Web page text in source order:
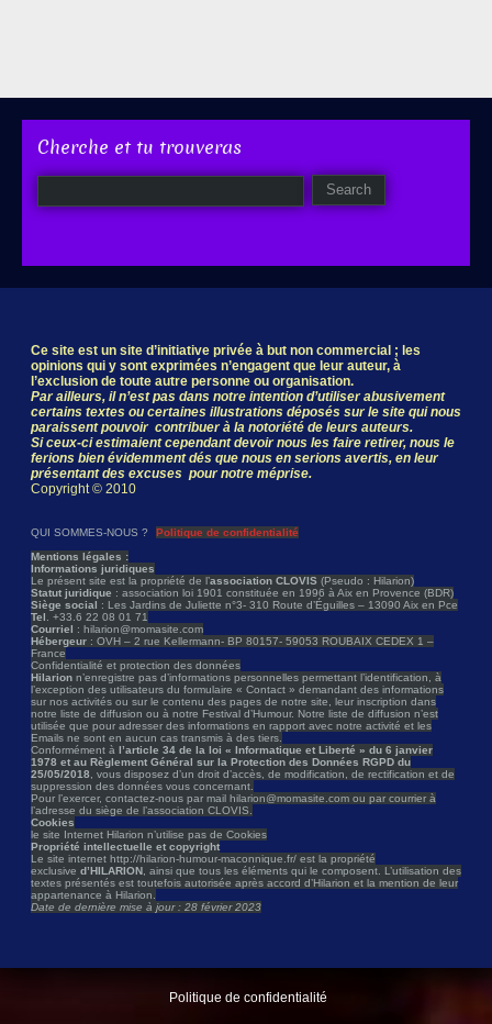
Cherche et tu trouveras
Ce site est un site d’initiative privée à but non commercial ; les
opinions qui y sont exprimées n’engagent que leur auteur, à
l’exclusion de toute autre personne ou organisation.
Par ailleurs, il n’est pas dans notre intention d’utiliser abusivement
certains textes ou certaines illustrations déposés sur le site qui nous
paraissent pouvoir contribuer à la notoriété de leurs auteurs.
Si ceux-ci estimaient cependant devoir nous les faire retirer, nous le
ferions bien évidemment dés que nous en serions avertis, en leur
présentant des excuses pour notre méprise.
Copyright © 2010
QUI SOMMES-NOUS ?
Politique de confidentialité
Mentions légales :
Informations juridiques
Le présent site est la propriété de l’association CLOVIS (Pseudo : Hilarion)
Statut juridique : association loi 1901 constituée en 1996 à Aix en Provence (BDR)
Siège social : Les Jardins de Juliette n°3- 310 Route d’Éguilles – 13090 Aix en Pce
Tel . +33.6 22 08 01 71
Courriel : hilarion@momasite.com
Hébergeur : OVH – 2 rue Kellermann- BP 80157- 59053 ROUBAIX CEDEX 1 –
France
Confidentialité et protection des données
Hilarion n’enregistre pas d’informations personnelles permettant l’identification, à
l’exception des utilisateurs du formulaire « Contact » demandant des informations
sur nos activités ou sur le contenu des pages de notre site, leur inscription dans
notre liste de diffusion ou à notre Festival d’Humour. Notre liste de diffusion n’est
utilisée que pour adresser des informations en rapport avec notre activité et les
Emails ne sont en aucun cas transmis à des tiers.
Conformément à l’article 34 de la loi « Informatique et Liberté » du 6 janvier
1978 et au Règlement Général sur la Protection des Données RGPD du
25/05/2018 , vous disposez d’un droit d’accès, de modification, de rectification et de
suppression des données vous concernant.
Pour l’exercer, contactez-nous par mail hilarion@momasite.com ou par courrier à
l’adresse du siège de l’association CLOVIS.
Cookies
le site Internet Hilarion n’utilise pas de Cookies
Propriété intellectuelle et copyright
Le site internet http://hilarion-humour-maconnique.fr/ est la propriété
exclusive d’HILARION , ainsi que tous les éléments qui le composent. L’utilisation des
textes présentés est toutefois autorisée après accord d’Hilarion et la mention de leur
appartenance à Hilarion.
Date de dernière mise à jour : 28 février 2023
Politique de confidentialité